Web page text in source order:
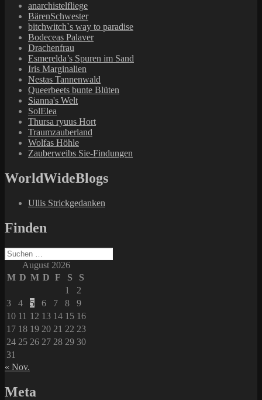
anarchistelfliege
BärenSchwester
bitchwitch`s way to paradise
Bodeceas Palaver
Drachenfrau
Esmerelda’s Spuren im Sand
Iris Marginalien
Nestas Tannenwald
Queerbeets bunte Blüten
Sianna's Welt
SolElea
Thursa ryuus Hort
Traumzauberland
Wolfas Höhle
Zauberweibs Sie-Findungen
WorldWideBlogs
Ullis Strickgedanken
Finden
Suchen
nach:August 2026
M D M D F S
S
1
2
3
4 5 6 7 8
9
10 11 12 13 14 15 16
17 18 19 20 21 22 23
24 25 26 27 28 29 30
31
« Nov.
Meta